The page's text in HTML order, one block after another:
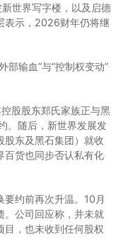
世界写字楼，以及启德
表示，2026财年仍将继
部输血”与“控制权变动”
股股东郑氏家族正与黑
。随后，新世界发展发
股东及黑石集团）就收
百货也同步否认私有化
约前再次升温。10月
。公司回应称，并未就
目，也未收到任何股权